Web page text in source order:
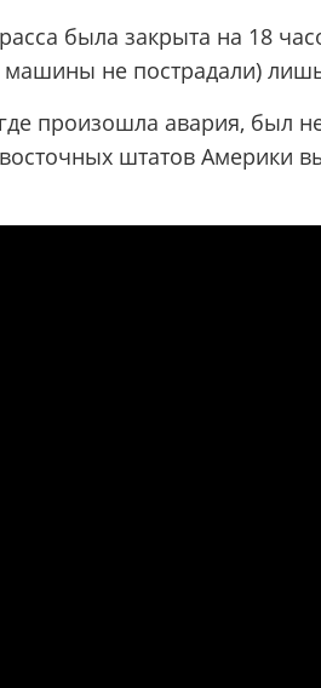
была закрыта на 18
машины не пострадали)
произошла авария, был
штатов Америки